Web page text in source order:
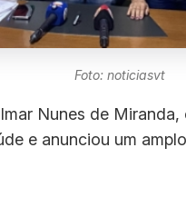
Foto: noticiasvt
Nunes de
e anunciou um